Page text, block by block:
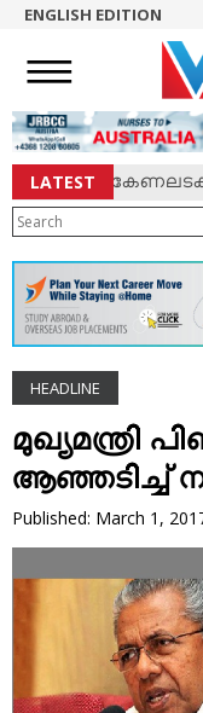
NEWS
ENGLISH
NRI
ENTERTAINMENT
MV SPECIAL
SPORTS
LIFESTYLE
TECH & AUTO
SOCIAL SPHERE
EDITORIAL
ARTS & LITERATURE
MAGAZINE
VIDEOS
YOUR SAY
TOURS & TRAVEL
ENGLISH EDITION
LATEST
കേണലടക്കം
HEADLINE
മുഖ്യമന്ത്രി
ആഞ്ഞടിച്ച്
Published: March 1,